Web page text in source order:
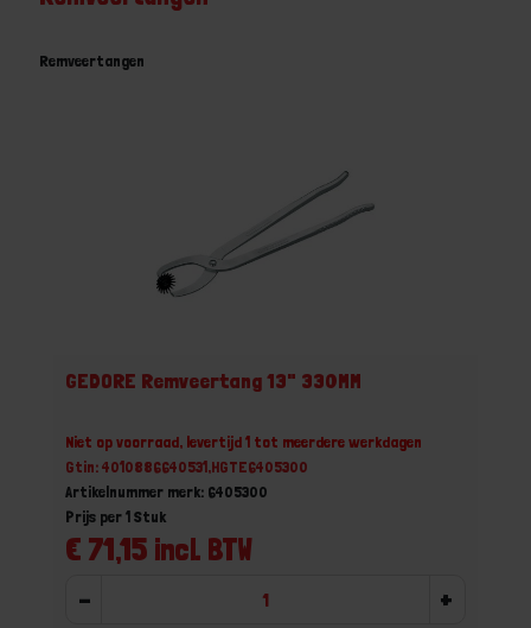
Remveertangen
GEDORE Remveertang 13" 330MM
Niet op voorraad, levertijd 1 tot meerdere werkdagen
Gtin: 4010886640531,HGTE6405300
Artikelnummer merk: 6405300
€ 71,15 incl. BTW
Prijs per 1 Stuk
- +